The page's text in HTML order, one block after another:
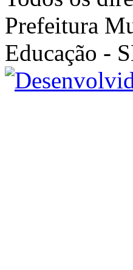
Prefeitura
Educação -